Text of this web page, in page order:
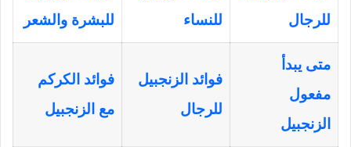
للرجال
للنساء
للبشرة والشعر
متى يبدأ
مفعول
الزنجبيل
فوائد الزنجبيل
للرجال
فوائد الكركم
مع الزنجبيل